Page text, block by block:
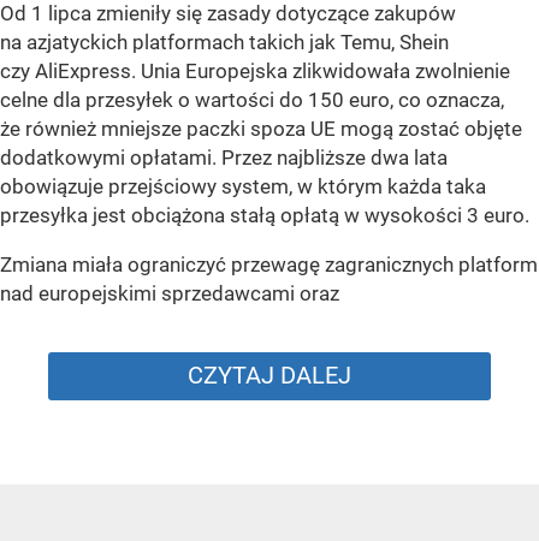
Od 1 lipca zmieniły się zasady dotyczące zakupów
na azjatyckich platformach takich jak Temu, Shein
czy AliExpress. Unia Europejska zlikwidowała zwolnienie
celne dla przesyłek o wartości do 150 euro, co oznacza,
że również mniejsze paczki spoza UE mogą zostać objęte
dodatkowymi opłatami. Przez najbliższe dwa lata
obowiązuje przejściowy system, w którym każda taka
przesyłka jest obciążona stałą opłatą w wysokości 3 euro.
Zmiana miała ograniczyć przewagę zagranicznych platform
nad europejskimi sprzedawcami oraz
CZYTAJ DALEJ